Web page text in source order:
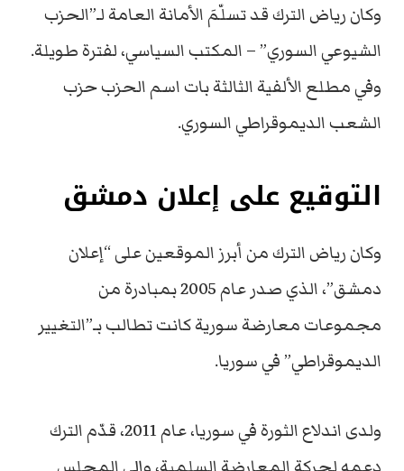
وكان رياض الترك قد تسلّمَ الأمانة العامة لـ”الحزب
الشيوعي السوري” – المكتب السياسي، لفترة طويلة.
وفي مطلع الألفية الثالثة بات اسم الحزب حزب
الشعب الديموقراطي السوري.
التوقيع على إعلان دمشق
وكان رياض الترك من أبرز الموقعين على “إعلان
دمشق”، الذي صدر عام 2005 بمبادرة من
مجموعات معارضة سورية كانت تطالب بـ”التغيير
الديموقراطي” في سوريا.
ولدى اندلاع الثورة في سوريا، عام 2011، قدّم الترك